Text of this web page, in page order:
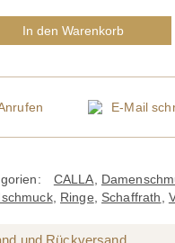
In den Warenkorb
E-Mail
CALLA
, Ringe Schaffrath
und Rückversand